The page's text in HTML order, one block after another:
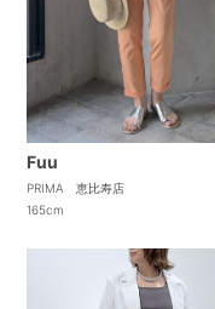
Fuu
PRIMA 恵比寿店
165cm